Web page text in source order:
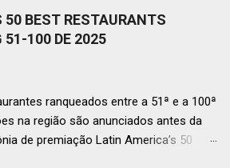
50 BEST RESTAURANTS
51-100 DE 2025
ranqueados entre a 51ª e a 100ª
na região são anunciados antes da
de premiação Latin America’s 50